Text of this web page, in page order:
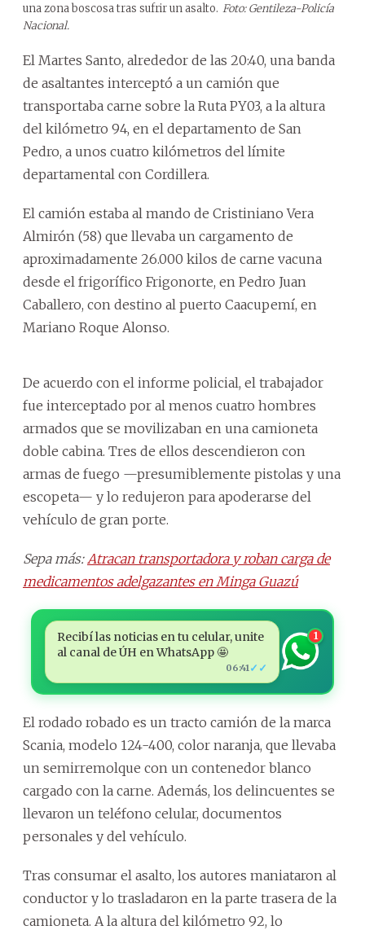
una zona boscosa tras sufrir un asalto. Foto: Gentileza-Policía
Nacional.
El Martes Santo, alrededor de las 20:40, una banda
de asaltantes interceptó a un camión que
transportaba carne sobre la Ruta PY03, a la altura
del kilómetro 94, en el departamento de San
Pedro, a unos cuatro kilómetros del límite
departamental con Cordillera.
El camión estaba al mando de Cristiniano Vera
Almirón (58) que llevaba un cargamento de
aproximadamente 26.000 kilos de carne vacuna
desde el frigorífico Frigonorte, en Pedro Juan
Caballero, con destino al puerto Caacupemí, en
Mariano Roque Alonso.
De acuerdo con el informe policial, el trabajador
fue interceptado por al menos cuatro hombres
armados que se movilizaban en una camioneta
doble cabina. Tres de ellos descendieron con
armas de fuego —presumiblemente pistolas y una
escopeta— y lo redujeron para apoderarse del
vehículo de gran porte.
Sepa más: Atracan transportadora y roban carga de
medicamentos adelgazantes en Minga Guazú
Recibí las noticias en tu celular, unite
al canal de ÚH en WhatsApp 🤩
06:41 ✓✓
1
El rodado robado es un tracto camión de la marca
Scania, modelo 124-400, color naranja, que llevaba
un semirremolque con un contenedor blanco
cargado con la carne. Además, los delincuentes se
llevaron un teléfono celular, documentos
personales y del vehículo.
Tras consumar el asalto, los autores maniataron al
conductor y lo trasladaron en la parte trasera de la
camioneta. A la altura del kilómetro 92, lo